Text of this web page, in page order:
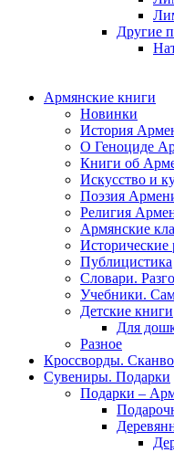
Другие
Армянские книги
Новинки
История
О Геноциде
Книги об
Иcкусство и
Поэзия
Религия
Армянские
Публицистика
Словари.
Учебники.
Детские книги
Для
Разное
Кроссворды.
Сувениры. Подарки
Подарки –